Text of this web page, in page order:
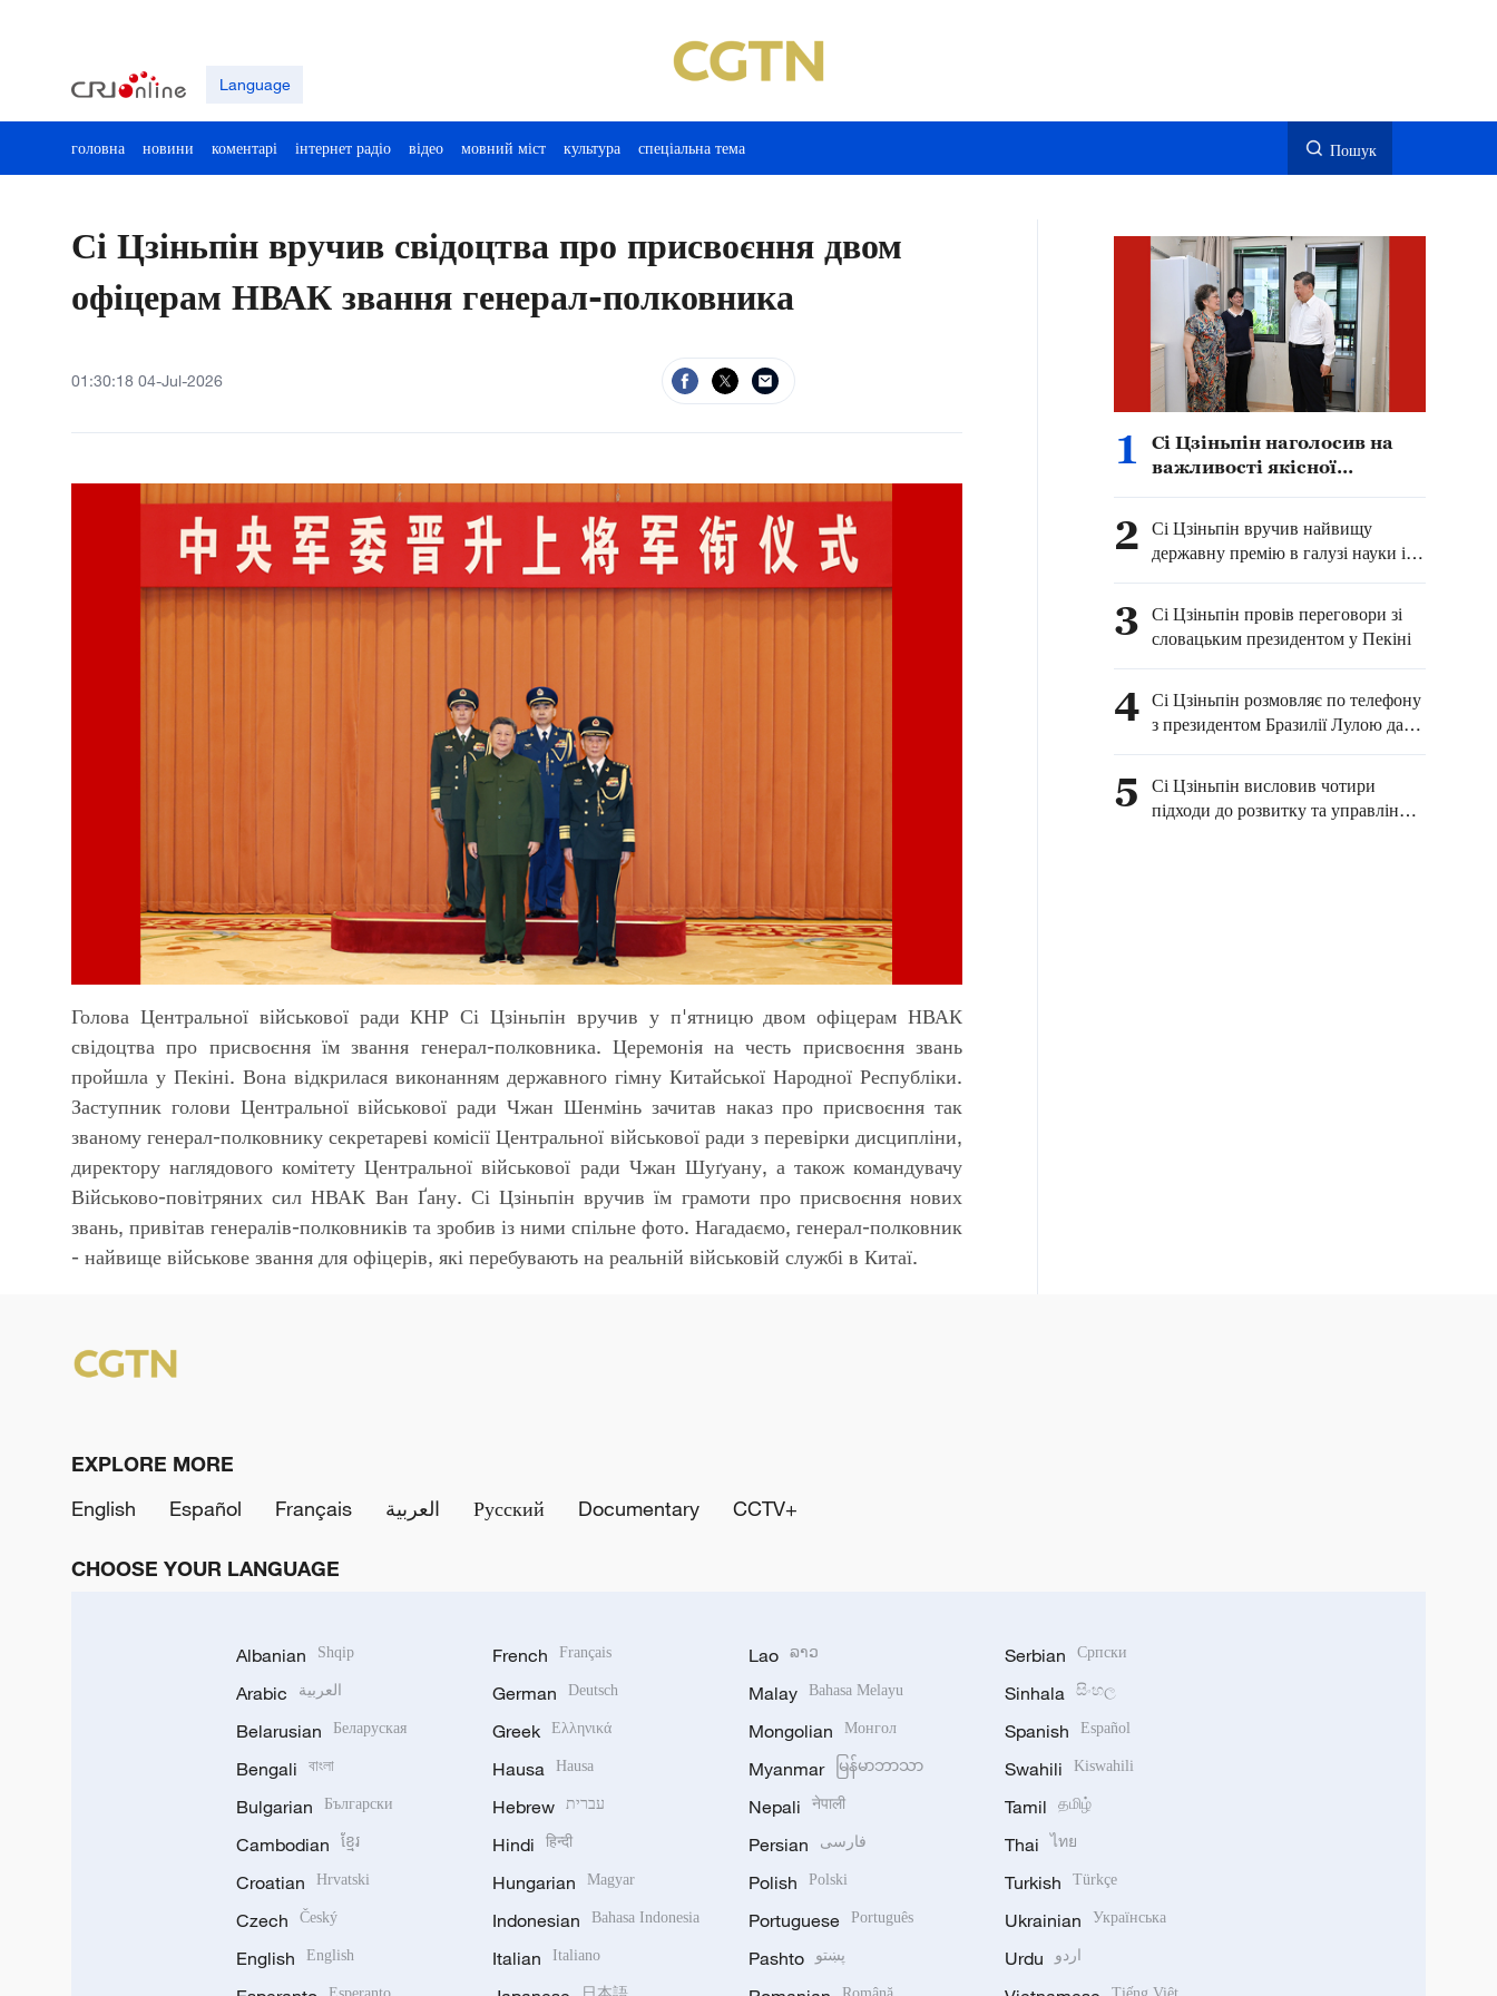
Language
головна новини коментарі інтернет радіо відео мовний міст культура спеціальна тема Пошук
Сі Цзіньпін вручив свідоцтва про присвоєння двом
офіцерам НВАК звання генерал-полковника
01:30:18 04-Jul-2026
Голова Центральної військової ради КНР Сі Цзіньпін вручив у п'ятницю двом офіцерам НВАК
свідоцтва про присвоєння їм звання генерал-полковника. Церемонія на честь присвоєння звань
пройшла у Пекіні. Вона відкрилася виконанням державного гімну Китайської Народної Республіки.
Заступник голови Центральної військової ради Чжан Шенмінь зачитав наказ про присвоєння так
званому генерал-полковнику секретареві комісії Центральної військової ради з перевірки дисципліни,
директору наглядового комітету Центральної військової ради Чжан Шуґуану, а також командувачу
Військово-повітряних сил НВАК Ван Ґану. Сі Цзіньпін вручив їм грамоти про присвоєння нових
звань, привітав генералів-полковників та зробив із ними спільне фото. Нагадаємо, генерал-полковник
- найвище військове звання для офіцерів, які перебувають на реальній військовій службі в Китаї.
1
Сі Цзіньпін наголосив на
важливості якісної
2 Сі Цзіньпін вручив найвищу
державну премію в галузі науки і
техніки і виступив з важливою
3 Сі Цзіньпін провів переговори зі
словацьким президентом у Пекіні
4 Сі Цзіньпін розмовляє по телефону
з президентом Бразилії Лулою да
Сілвою
5
Сі Цзіньпін висловив чотири
підходи до розвитку та управління
EXPLORE MORE
English
Español Français العربية Русский Documentary CCTV+
CHOOSE YOUR LANGUAGE
Albanian Shqip
Arabic العربية
Belarusian Беларуская
Bengali বাংলা
Bulgarian Български
Cambodian ខ្មែរ
Croatian Hrvatski
Czech Český
English English
French Français
German Deutsch
Greek Ελληνικά
Hausa Hausa
Hebrew עברית
Hindi हिन्दी
Hungarian Magyar
Indonesian Bahasa Indonesia
Italian Italiano
Lao ລາວ
Malay Bahasa Melayu
Mongolian Монгол
Myanmar မြန်မာဘာသာ
Nepali नेपाली
Persian فارسی
Polish Polski
Portuguese Português
Pashto پښتو
Serbian Српски
Sinhala සිංහල
Spanish Español
Swahili Kiswahili
Tamil தமிழ்
Thai ไทย
Turkish Türkçe
Ukrainian Українська
Urdu اردو